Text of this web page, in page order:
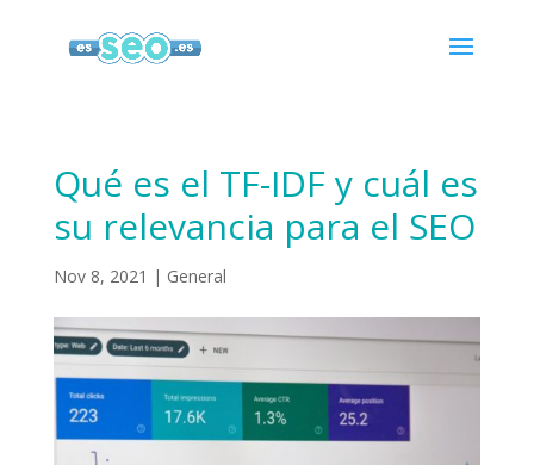
Qué es el TF-IDF y cuál es
su relevancia para el SEO
Nov 8, 2021 | General